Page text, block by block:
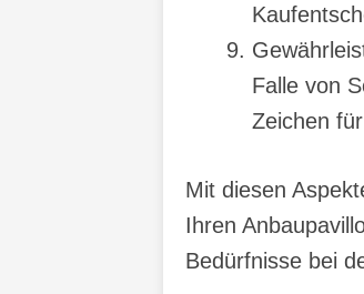
Falle von
Zeichen
Mit diesen
Ihren
Bedürfnisse bei